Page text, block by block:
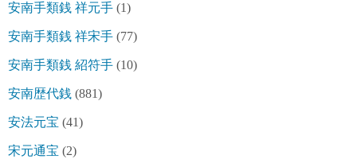
安南手類銭 祥元手 (1)
安南手類銭 祥宋手 (77)
安南手類銭 紹符手 (10)
安南歴代銭 (881)
安法元宝 (41)
宋元通宝 (2)